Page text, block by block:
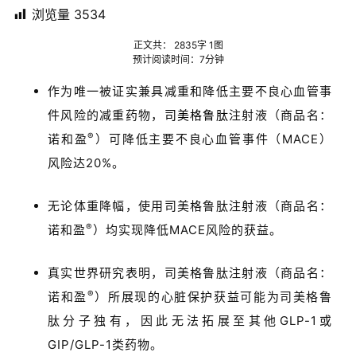
浏览量 3534
正文共： 2835字 1 图
预计阅读时间： 7分钟
作为唯一被证实兼具减重和降低主要不良心血管事
件风险的减重药物， 司美格鲁肽注射液（商品名：
诺和盈® ）可降低主要不良心血管事件（ MACE ）
风险达20%。
无论体重降幅，使用司美格鲁肽注射液（商品名：
诺和盈® ）均实现降低MACE风险的获益。
真实世界研究表明， 司美格鲁肽注射液（商品名：
诺和盈 ® ） 所展现的心脏保护获益可能为司美格鲁
肽分子独有，因此无法拓展至其他 GLP-1 或
GIP/GLP-1 类药物。